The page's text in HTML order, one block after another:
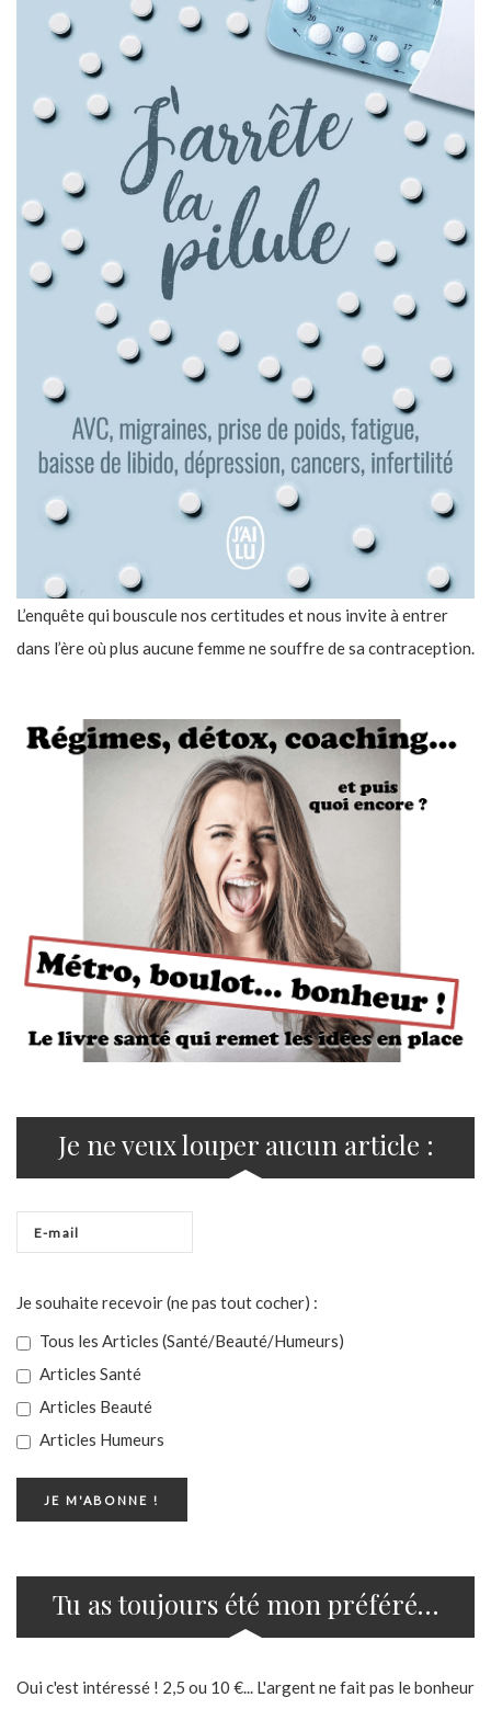
L’enquête qui bouscule nos certitudes et nous invite à entrer
dans l’ère où plus aucune femme ne souffre de sa contraception.
Je ne veux louper aucun article :
Je souhaite recevoir (ne pas tout cocher) :
Tous les Articles (Santé/Beauté/Humeurs)
Articles Santé
Articles Beauté
Articles Humeurs
Tu as toujours été mon préféré…
Oui c'est intéressé ! 2,5 ou 10 €... L'argent ne fait pas le bonheur